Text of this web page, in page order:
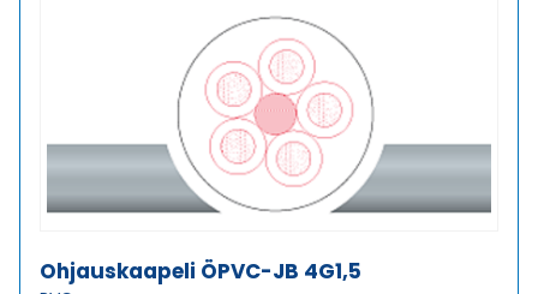
Ohjauskaapeli ÖPVC-JB 4G1,5